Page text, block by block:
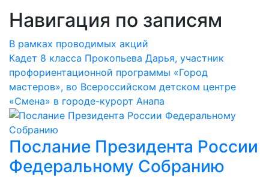
Навигация по записям
В рамках проводимых акций
Кадет 8 класса Прокопьева Дарья, участник
профориентационной программы «Город
мастеров», во Всероссийском детском центре
«Смена» в городе-курорт Анапа
Послание Президента России
Федеральному Собранию